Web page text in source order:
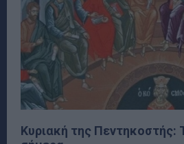
Κυριακή της Πεντηκοστής: